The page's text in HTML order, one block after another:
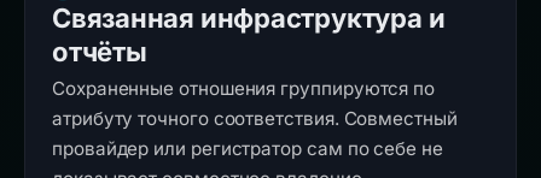
Связанная инфраструктура и
отчёты
Сохраненные отношения группируются по
атрибуту точного соответствия. Совместный
провайдер или регистратор сам по себе не